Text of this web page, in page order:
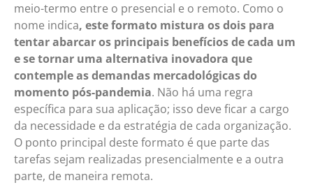
meio-termo entre o presencial e o remoto. Como o
nome indica, este formato mistura os dois para
tentar abarcar os principais benefícios de cada um
e se tornar uma alternativa inovadora que
contemple as demandas mercadológicas do
momento pós-pandemia. Não há uma regra
específica para sua aplicação; isso deve ficar a cargo
da necessidade e da estratégia de cada organização.
O ponto principal deste formato é que parte das
tarefas sejam realizadas presencialmente e a outra
parte, de maneira remota.